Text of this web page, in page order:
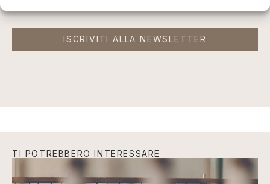
ISCRIVITI ALLA NEWSLETTER
TI POTREBBERO INTERESSARE